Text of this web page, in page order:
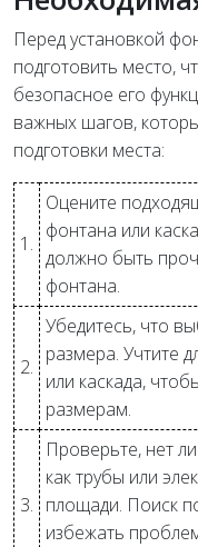
Перед установкой
подготовить место,
безопасное его
важных шагов,
подготовки места:
1.
Оцените
фонтана или
должно быть
фонтана.
2.
Убедитесь, что
размера. Учтите
или каскада,
размерам.
3.
Проверьте, нет
как трубы или
площади. Поиск
избежать